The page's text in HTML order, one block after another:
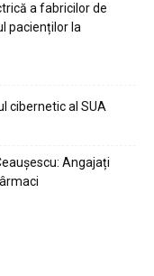
a fabricilor de
pacienților la
cibernetic al SUA
Angajați